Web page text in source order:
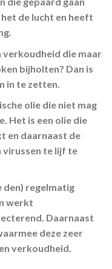
de lucht en heeft
verkoudheid die maar
bijholten? Dan is
in te zetten.
olie die niet mag
Het is een olie die
en daarnaast de
virussen te lijf te
regelmatig
werkt
Daarnaast
deze zeer
verkoudheid.